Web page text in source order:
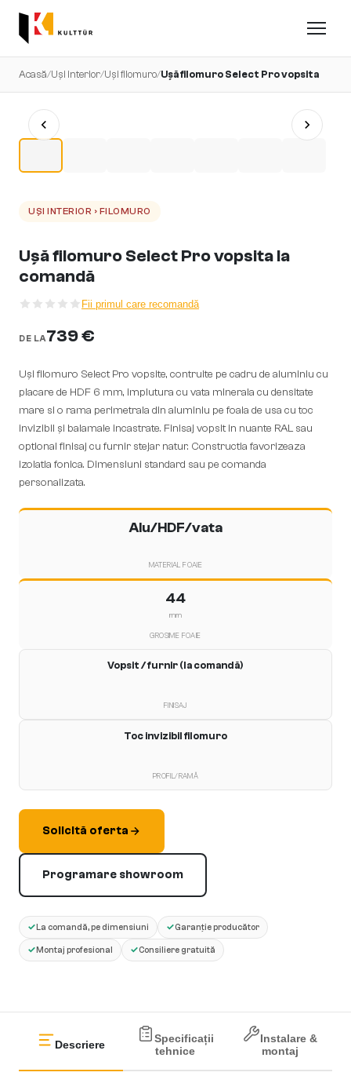
Acasă/Uși interior/Uși filomuro/Ușă filomuro Select Pro vopsita
UȘI INTERIOR › FILOMURO
Ușă filomuro Select Pro vopsita la
comandă
Fii primul care recomandă
DE LA739 €
Uși filomuro Select Pro vopsite, contruite pe cadru de aluminiu cu
placare de HDF 6 mm, implutura cu vata minerala cu densitate
mare si o rama perimetrala din aluminiu pe foaia de usa cu toc
invizibil și balamale incastrate. Finisaj vopsit in nuante RAL sau
optional finisaj cu furnir stejar natur. Constructia favorizeaza
izolatia fonica. Dimensiuni standard sau pe comanda
personalizata.
Alu/HDF/vata
MATERIAL FOAIE
44
mm
GROSIME FOAIE
Vopsit / furnir (la comandă)
FINISAJ
Toc invizibil filomuro
PROFIL/RAMĂ
Solicită oferta
Programare showroom
✓ La comandă, pe dimensiuni ✓Garanție producător
✓ Montaj profesional ✓Consiliere gratuită
Descriere
Specificații
tehnice
Instalare &
montaj